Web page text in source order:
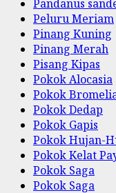
Pandanus
Peluru Meriam
Pinang Kuning
Pinang Merah
Pisang Kipas
Pokok Alocasia
Pokok
Pokok Dedap
Pokok Gapis
Pokok Hujan-
Pokok Kelat
Pokok Saga
Pokok Saga